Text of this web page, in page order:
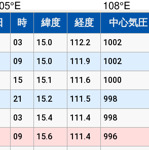
時 緯度 経度 中心気
03 15.0 112.2
1002
09 15.0 111.9
1002
15 15.1 111.6
1000
21 15.2 111.5
998
03 15.4 111.4
998
09 15.6 111.4
996